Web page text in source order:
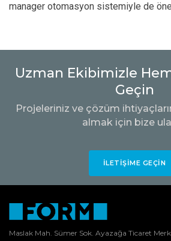
manager otomasyon sistemiyle de öne
Uzman Ekibimizle
Geçin
Projeleriniz ve çözüm
almak için bize
İLETIŞIME GEÇIN
Maslak Mah. Sümer Sok. Ayazağa Ticaret